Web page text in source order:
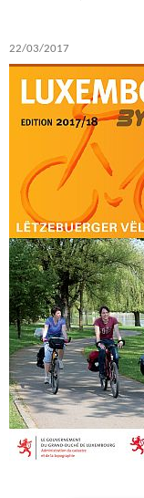
22/03/2017